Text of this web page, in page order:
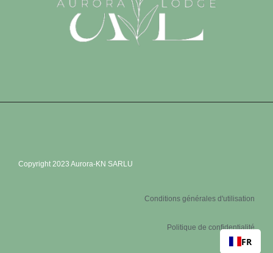
Copyright 2023 Aurora-KN SARLU
Conditions générales d'utilisation
Politique de confidentialité
FR